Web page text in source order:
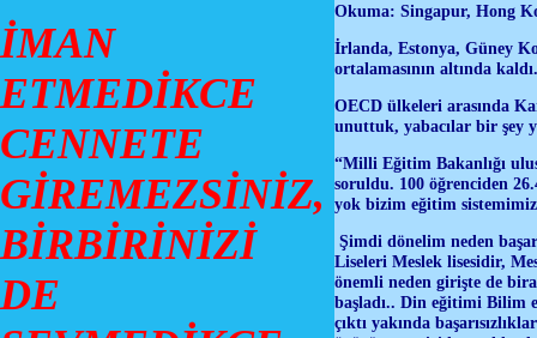
İMAN
ETMEDİKCE
CENNETE
GİREMEZSİNİZ,
BİRBİRİNİZİ
DE
Okuma: Singapur, Hong
İrlanda, Estonya, Güney
ortalamasının altında kaldı.
OECD ülkeleri arasında
unuttuk, yabacılar bir şey
“Milli Eğitim Bakanlığı
soruldu. 100 öğrenciden
yok bizim eğitim
Şimdi dönelim neden
Liseleri Meslek lisesidir,
önemli neden girişte de
başladı.. Din eğitimi Bilim
çıktı yakında